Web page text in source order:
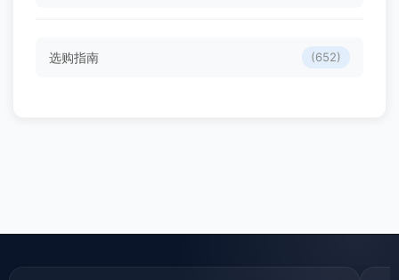
选购指南 (652)